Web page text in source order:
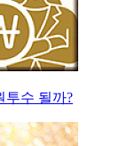
투수 될까?